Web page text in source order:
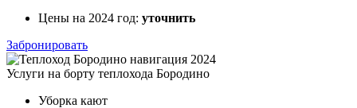
Цены на 2024 год: уточнить
Забронировать
Услуги на борту теплохода Бородино
Уборка кают